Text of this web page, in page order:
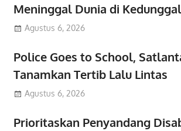
Meninggal Dunia di
Agustus 6, 2026
Police Goes to School,
Tanamkan Tertib Lalu Lintas
Agustus 6, 2026
Prioritaskan Penyandang